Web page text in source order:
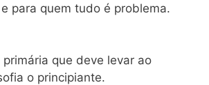
para quem tudo é problema.
que deve levar ao
o principiante.